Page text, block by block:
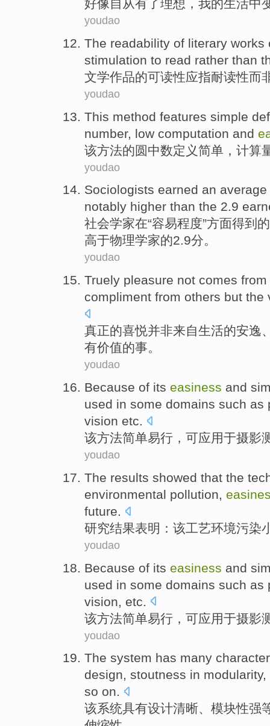
好像 自从有了理想 ， 我的生活中
youdao
The readability of literary works
stimulation to read rather than
文学作品的可读性应指耐读性而
youdao
This method features simple
number, low computation and
该方法的圆中数定义简单 ，计算
youdao
Sociologists earned an average
notably higher than the 2.9
社会学家在“容易程度”方面得到 的
高于物理学家的2.9分。
youdao
Truely pleasure not comes from
compliment from others but the
真正的喜悦并非来自生活的安逸
有价值的事。
youdao
Because of its easiness and
used in some domains such as
vision etc.
该方法简单易行 ， 可应用于摄影
youdao
The results showed that the
environmental pollution,
future.
研究结果表明 ： 该工艺环境污染
youdao
Because of its easiness and
used in some domains such as
vision
etc
该方法简单易行 ， 可应用于摄影
youdao
The system has many
design, stoutness in modularity,
so on.
该系统具有设计清晰、 模块性强